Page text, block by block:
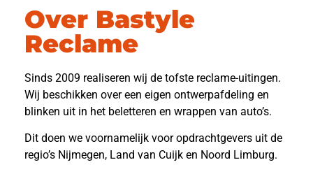
Over Bastyle
Reclame
Sinds 2009 realiseren wij de tofste reclame-uitingen.
Wij beschikken over een eigen ontwerpafdeling en
blinken uit in het beletteren en wrappen van auto’s.
Dit doen we voornamelijk voor opdrachtgevers uit de
regio’s Nijmegen, Land van Cuijk en Noord Limburg.